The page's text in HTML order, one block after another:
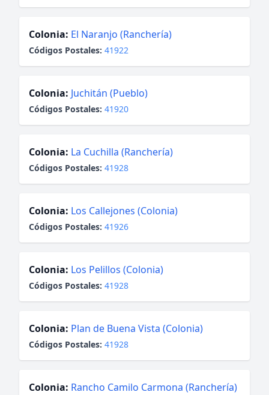
Colonia: El Naranjo (Ranchería)
Códigos Postales: 41922
Colonia: Juchitán (Pueblo)
Códigos Postales: 41920
Colonia: La Cuchilla (Ranchería)
Códigos Postales: 41928
Colonia: Los Callejones (Colonia)
Códigos Postales: 41926
Colonia: Los Pelillos (Colonia)
Códigos Postales: 41928
Colonia: Plan de Buena Vista (Colonia)
Códigos Postales: 41928
Colonia: Rancho Camilo Carmona (Ranchería)